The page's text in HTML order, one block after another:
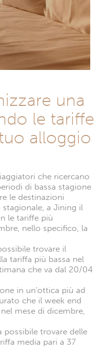
una
le tariffe
alloggio
che ricercano
di bassa stagione
le destinazioni
a Jining il
le tariffe più
nello specifico, la
trovare il
tariffa più bassa nel
che va dal 20/04
in un'ottica più ad
che il week end
mese di dicembre,
possibile trovare delle
media pari a 37